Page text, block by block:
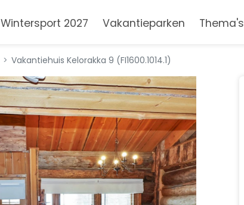
Wintersport 2027 Vakantieparken Thema's
Vakantiehuis Kelorakka 9 (FI1600.1014.1)